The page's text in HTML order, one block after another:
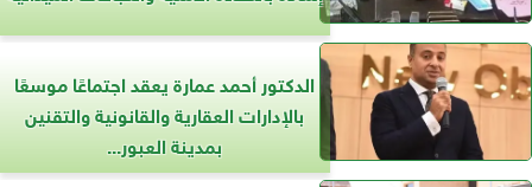
الدكتور أحمد عمارة يعقد اجتماعًا موسعًا
بالإدارات العقارية والقانونية والتقنين
بمدينة العبور...